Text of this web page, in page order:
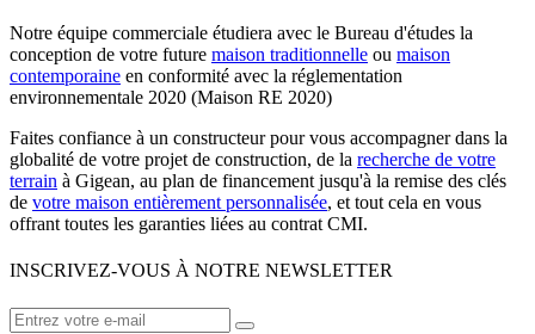
Notre équipe commerciale étudiera avec le Bureau d'études la
conception de votre future maison traditionnelle ou maison
contemporaine en conformité avec la réglementation
environnementale 2020 (Maison RE 2020)
Faites confiance à un constructeur pour vous accompagner dans la
globalité de votre projet de construction, de la recherche de votre
terrain à Gigean, au plan de financement jusqu'à la remise des clés
de votre maison entièrement personnalisée, et tout cela en vous
offrant toutes les garanties liées au contrat CMI.
INSCRIVEZ-VOUS À NOTRE NEWSLETTER